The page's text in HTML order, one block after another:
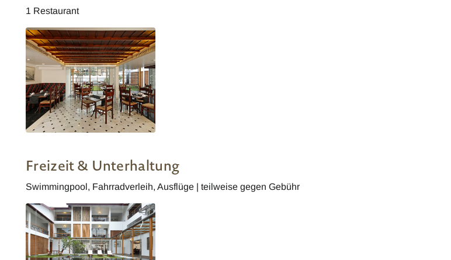
1 Restaurant
Freizeit & Unterhaltung
Swimmingpool, Fahrradverleih, Ausflüge | teilweise gegen Gebühr